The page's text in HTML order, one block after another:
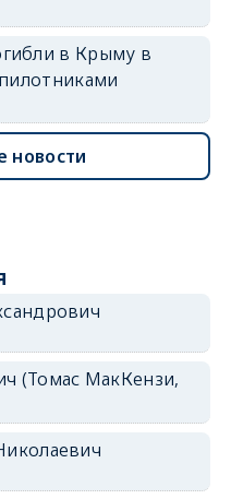
в Крыму в
новости
(Томас МакКензи,